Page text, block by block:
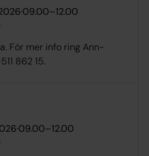
·09.00–12.00
För mer info ring Ann-
862 15.
·09.00–12.00